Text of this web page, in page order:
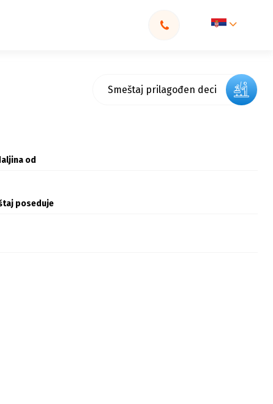
Smeštaj prilagođen deci
od
poseduje